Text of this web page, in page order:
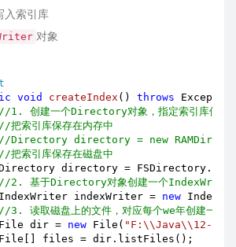
入索引库
对象
void createIndex () throws
//1. 创建一个Directory对象，指定索引库保存
//把索引库保存在内存中
//Directory directory = new
//把索引库保存在磁盘中
directory =
//2. 基于Directory对象创建一个IndexWriter
indexWriter =
new
//3. 读取磁盘上的文件，对应每个we年创建一个
dir =
new File( "F:\\Java\\12-
files = dir.listFiles();